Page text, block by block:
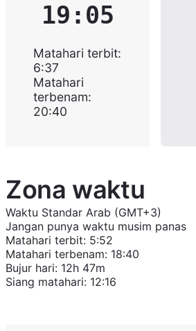
19:05
Matahari terbit:
6:37
Matahari
terbenam:
20:40
Zona waktu
Waktu Standar Arab (GMT+3)
Jangan punya waktu musim panas
Matahari terbit: 5:52
Matahari terbenam: 18:40
Bujur hari: 12h 47m
Siang matahari: 12:16